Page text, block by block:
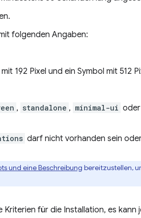
folgenden Angaben:
192 Pixel und ein Symbol mit 512
, standalone , minimal-ui oder
darf nicht vorhanden sein
und eine Beschreibung bereitzustellen,
Kriterien für die Installation, es